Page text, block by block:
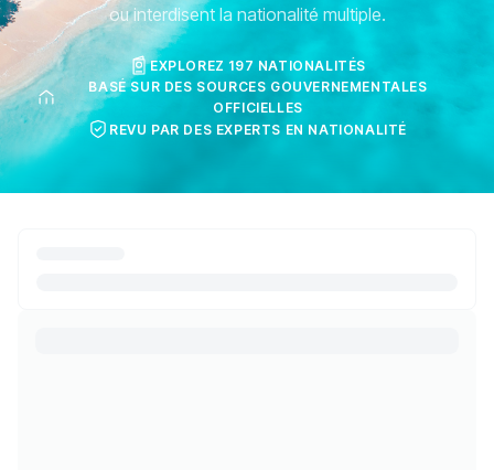
ou interdisent la nationalité multiple.
EXPLOREZ 197 NATIONALITÉS
BASÉ SUR DES SOURCES GOUVERNEMENTALES
OFFICIELLES
REVU PAR DES EXPERTS EN NATIONALITÉ